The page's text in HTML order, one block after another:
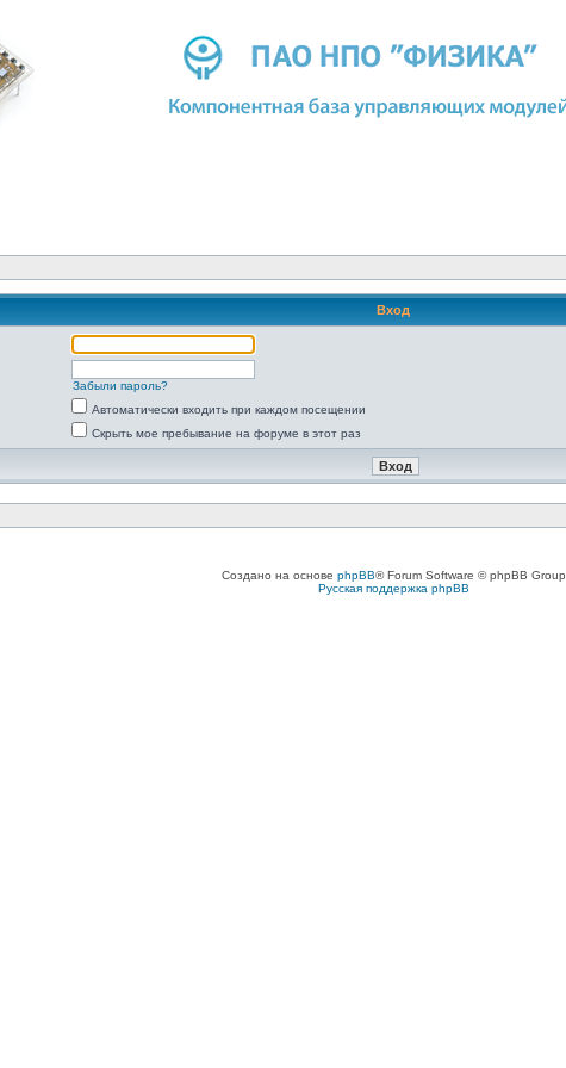
Вход
Забыли пароль?
Автоматически входить при каждом посещении
Скрыть мое пребывание на форуме в этот раз
Создано на основе phpBB® Forum Software © phpBB Group
Русская поддержка phpBB